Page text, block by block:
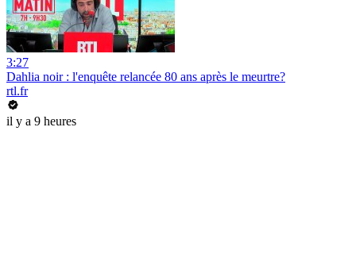
3:27
Dahlia noir : l'enquête relancée 80 ans après le meurtre?
rtl.fr
il y a 9 heures